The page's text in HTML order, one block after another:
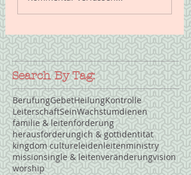
Search By Tag:
BerufungGebetHeilungKontrolle
LeiterschaftSeinWachstumdienen
familie & leitenförderung
herausforderungich & gottidentität
kingdom cultureleidenleitenministry
missionsingle & leitenveränderungvision
worship